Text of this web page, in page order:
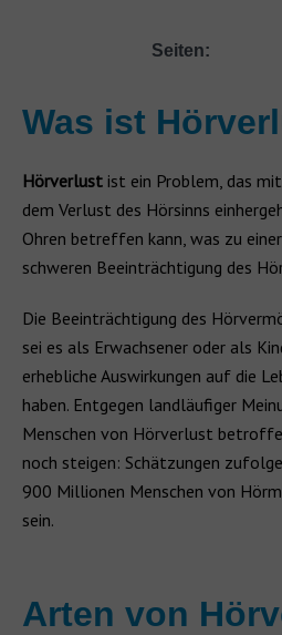
Seiten:
Was ist
Hörverlust ist ein Problem, das
dem Verlust des Hörsinns
Ohren betreffen kann, was zu
schweren Beeinträchtigung des
Die Beeinträchtigung des
sei es als Erwachsener oder als
erhebliche Auswirkungen auf die
haben. Entgegen landläufiger
Menschen von Hörverlust
noch steigen: Schätzungen
900 Millionen Menschen von
sein.
Arten von